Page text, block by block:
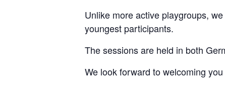
Unlike more active playgroups,
youngest participants.
The sessions are held in both
We look forward to welcoming